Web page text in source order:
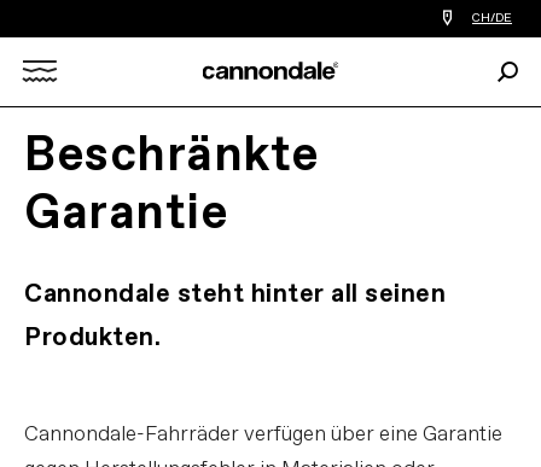
Einen
Händler
meiner
finden
CH/DE
Beschränkte
Garantie
Cannondale steht hinter all seinen
Produkten.
Cannondale-Fahrräder verfügen über eine Garantie